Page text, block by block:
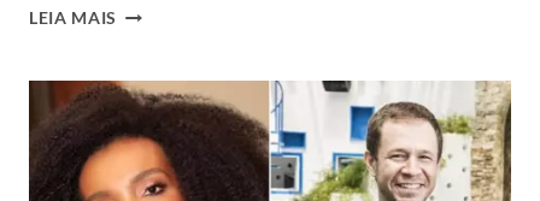
LEIA MAIS PAULA
DETONA
THELMINHA
APÓS
CRÍTICAS
A